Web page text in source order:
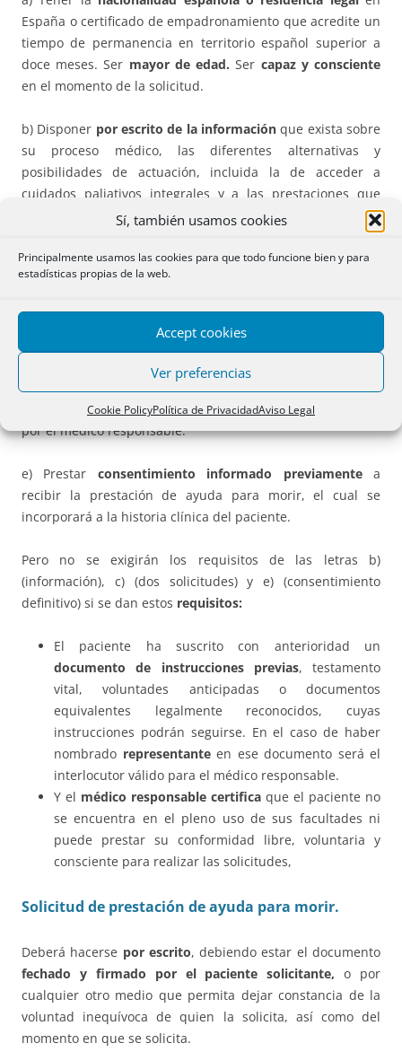
Sí, también usamos cookies
Principalmente usamos las cookies para que todo funcione bien y para
estadísticas propias de la web.
Accept cookies
Ver preferencias
Cookie PolicyPolítica de PrivacidadAviso Legal
España o certificado de empadronamiento que acredite un
tiempo de permanencia en territorio español superior a
doce meses. Ser mayor de edad.Ser capaz y consciente
en el momento de la solicitud.
b) Disponer por escrito de la información que exista sobre
su proceso médico, las diferentes alternativas y
posibilidades de actuación, incluida la de acceder a
cuidados paliativos integrales y a las prestaciones que
tuviera derecho en atención a la dependencia.
c) Haber formuladodos solicitudesde manera voluntaria y
por escrito, o por otro medio que permita dejar constancia,
entre ambas (salvo informe médico).
d) Sufrir una enfermedad grave e incurable
o un
padecimiento grave, crónico e imposibilitantecertificados
por el médico responsable.
e) Prestar consentimiento informado previamentea
recibir la prestación de ayuda para morir, el cual se
incorporará a la historia clínica del paciente.
Pero no se exigirán los requisitos de las letras b)
(información), c) (dos solicitudes) y e) (consentimiento
definitivo) si se dan estos requisitos:
El paciente ha suscrito con anterioridad un
documento de instrucciones previas, testamento
vital, voluntades anticipadas o documentos
equivalentes legalmente reconocidos, cuyas
instrucciones podrán seguirse. En el caso de haber
nombrado representanteen ese documento será el
interlocutor válido para el médico responsable.
Y el médico responsable certifica que el paciente no
se encuentra en el pleno uso de sus facultades ni
puede prestar su conformidad libre, voluntaria y
consciente para realizar las solicitudes,
Solicitud de prestación de ayuda para morir.
Deberá hacerse por escrito, debiendo estar el documento
fechado y firmado por el paciente solicitante, o por
cualquier otro medio que permita dejar constancia de la
voluntad inequívoca de quien la solicita, así como del
momento en que se solicita.